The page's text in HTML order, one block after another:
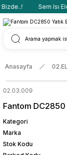
Sern Isı
Anasayfa
02.03.009
Fantom
Kategori
Marka
Stok Kodu